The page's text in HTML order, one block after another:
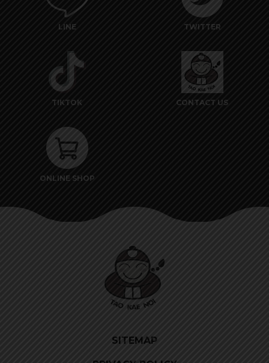
LINE TWITTER
TIKTOK CONTACT US
ONLINE SHOP
SITEMAP